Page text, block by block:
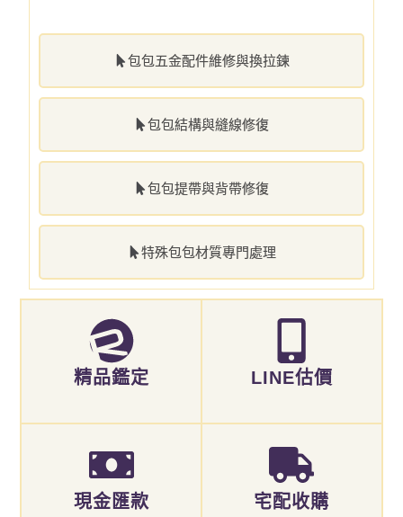
包包五金配件維修與換拉鍊
包包結構與縫線修復
包包提帶與背帶修復
特殊包包材質專門處理
精品鑑定 LINE估價
現金匯款 宅配收購